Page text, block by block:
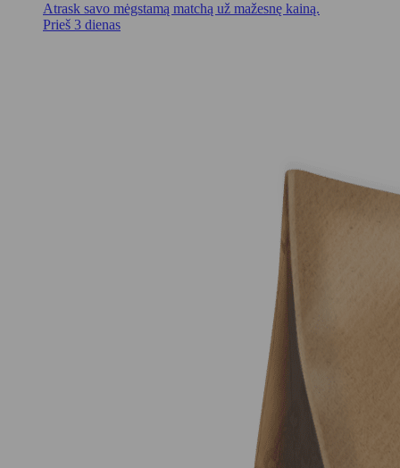
Atrask savo mėgstamą matchą už mažesnę kainą.
Prieš 3 dienas